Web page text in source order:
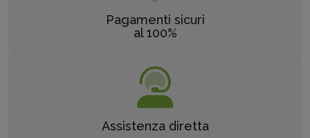
Pagamenti sicuri
al 100%
Assistenza diretta